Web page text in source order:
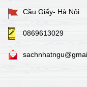
Cầu Giấy- Hà Nội
0869613029